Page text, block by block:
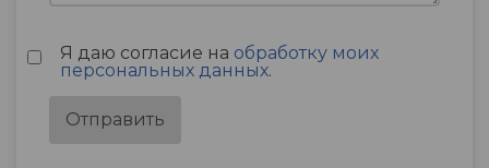
Я даю согласие на обработку моих
персональных данных.